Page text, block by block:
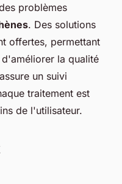
problèmes
. Des solutions
offertes, permettant
la qualité
un suivi
traitement est
de l'utilisateur.